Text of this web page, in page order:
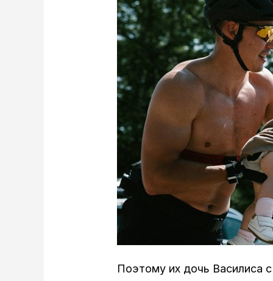
Поэтому их дочь Василиса